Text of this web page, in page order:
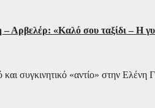
«Καλό σου ταξίδι – Η
συγκινητικό «αντίο» στην